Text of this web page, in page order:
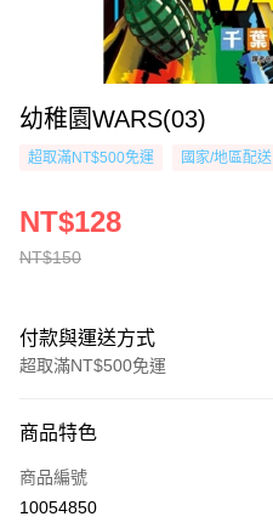
幼稚園WARS(03)
超取滿NT$500免運 國家/地區配送
NT$150
NT$128
付款與運送方式
超取滿NT$500免運
信用卡一次付款
超商取貨付款
商品特色
商品編號
10054850